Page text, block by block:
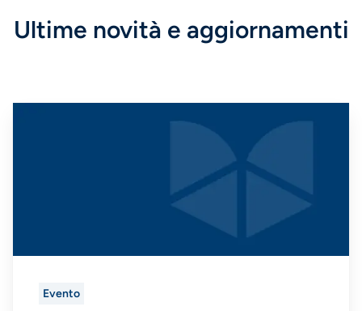
Ultime novità e aggiornamenti
Evento